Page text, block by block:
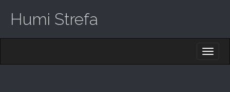
Humi Strefa